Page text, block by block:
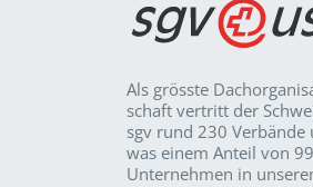
Als grösste
schaft vertritt der
sgv rund 230
was einem Anteil von
Unternehmen in